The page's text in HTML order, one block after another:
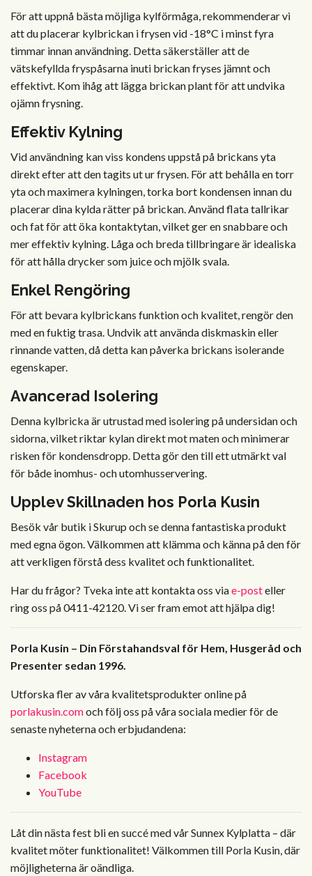
För att uppnå bästa möjliga kylförmåga, rekommenderar vi
att du placerar kylbrickan i frysen vid -18°C i minst fyra
timmar innan användning. Detta säkerställer att de
vätskefyllda fryspåsarna inuti brickan fryses jämnt och
effektivt. Kom ihåg att lägga brickan plant för att undvika
ojämn frysning.
Effektiv Kylning
Vid användning kan viss kondens uppstå på brickans yta
direkt efter att den tagits ut ur frysen. För att behålla en torr
yta och maximera kylningen, torka bort kondensen innan du
placerar dina kylda rätter på brickan. Använd flata tallrikar
och fat för att öka kontaktytan, vilket ger en snabbare och
mer effektiv kylning. Låga och breda tillbringare är idealiska
för att hålla drycker som juice och mjölk svala.
Enkel Rengöring
För att bevara kylbrickans funktion och kvalitet, rengör den
med en fuktig trasa. Undvik att använda diskmaskin eller
rinnande vatten, då detta kan påverka brickans isolerande
egenskaper.
Avancerad Isolering
Denna kylbricka är utrustad med isolering på undersidan och
sidorna, vilket riktar kylan direkt mot maten och minimerar
risken för kondensdropp. Detta gör den till ett utmärkt val
för både inomhus- och utomhusservering.
Upplev Skillnaden hos Porla Kusin
Besök vår butik i Skurup och se denna fantastiska produkt
med egna ögon. Välkommen att klämma och känna på den för
att verkligen förstå dess kvalitet och funktionalitet.
Har du frågor? Tveka inte att kontakta oss viae-posteller
ring oss på 0411-42120. Vi ser fram emot att hjälpa dig!
Porla Kusin – Din Förstahandsval för Hem, Husgeråd och
Presenter sedan 1996.
Utforska fler av våra kvalitetsprodukter online på
porlakusin.comoch följ oss på våra sociala medier för de
senaste nyheterna och erbjudandena:
Instagram
Facebook
YouTube
Låt din nästa fest bli en succé med vår Sunnex Kylplatta – där
kvalitet möter funktionalitet! Välkommen till Porla Kusin, där
möjligheterna är oändliga.